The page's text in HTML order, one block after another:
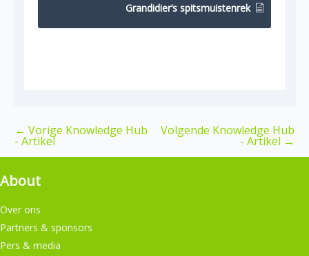
Grandidier’s spitsmuistenrek
← Vorige Knowledge Hub
- Artikel
Volgende Knowledge Hub
- Artikel →
About
Over ons
Partners & sponsors
Pers & media